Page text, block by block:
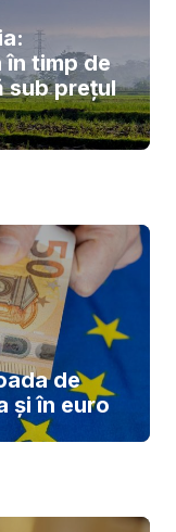
timp de
sub prețul
de
și în euro